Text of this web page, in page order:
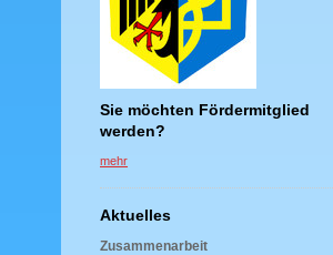
Sie möchten Fördermitglied
werden?
mehr
Aktuelles
Zusammenarbeit